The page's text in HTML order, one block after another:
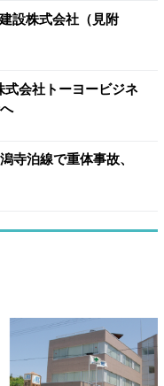
設株式会社（見附
式会社トーヨービジネ
寺泊線で重体事故、